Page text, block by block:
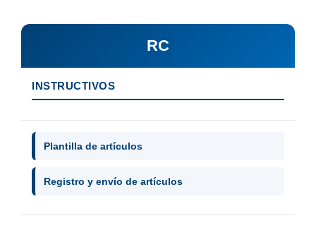
RC
INSTRUCTIVOS
Plantilla de artículos
Registro y envío de artículos